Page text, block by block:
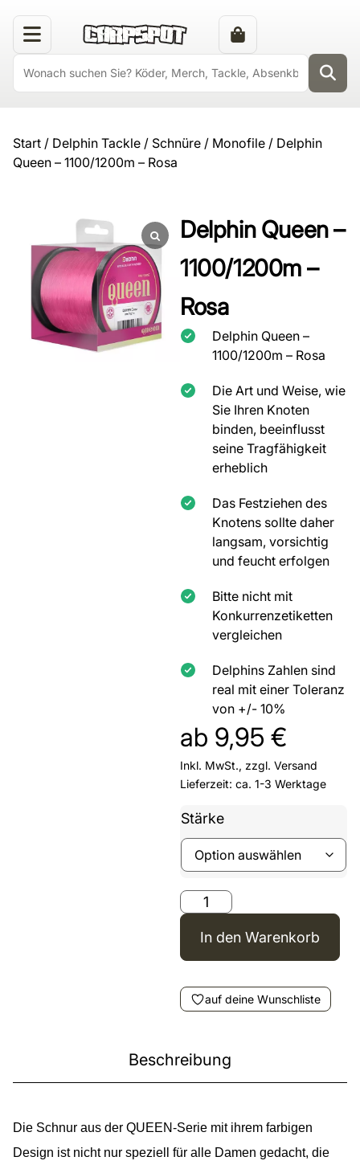
Start / Delphin Tackle / Schnüre / Monofile / Delphin
Queen – 1100/1200m – Rosa
Delphin Queen –
1100/1200m –
Rosa
Delphin Queen –
1100/1200m – Rosa
Die Art und Weise, wie
Sie Ihren Knoten
binden, beeinflusst
seine Tragfähigkeit
erheblich
Das Festziehen des
Knotens sollte daher
langsam, vorsichtig
und feucht erfolgen
Bitte nicht mit
Konkurrenzetiketten
vergleichen
Delphins Zahlen sind
real mit einer Toleranz
von +/- 10%
ab 9,95 €
Inkl. MwSt., zzgl. Versand
Lieferzeit: ca. 1-3 Werktage
Stärke
In den Warenkorb
auf deine Wunschliste
Beschreibung
Die Schnur aus der QUEEN-Serie mit ihrem farbigen
Design ist nicht nur speziell für alle Damen gedacht, die